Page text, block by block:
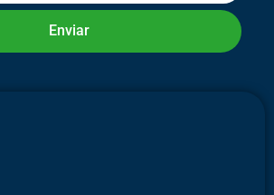
Enviar